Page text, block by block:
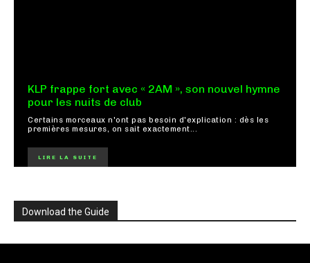
KLP frappe fort avec « 2AM », son nouvel hymne
pour les nuits de club
Certains morceaux n'ont pas besoin d'explication : dès les
premières mesures, on sait exactement...
LIRE LA SUITE
Download the Guide